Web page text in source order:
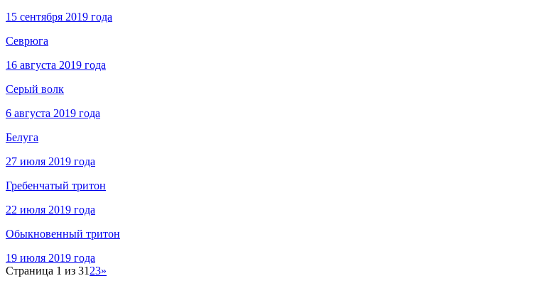
15 сентября 2019 года
Севрюга
16 августа 2019 года
Серый волк
6 августа 2019 года
Белуга
27 июля 2019 года
Гребенчатый тритон
22 июля 2019 года
Обыкновенный тритон
19 июля 2019 года
Страница 1 из 31 23»